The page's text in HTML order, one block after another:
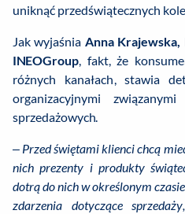
uniknąć przedświątecznych
Jak wyjaśnia Anna
INEOGroup, fakt, że
różnych kanałach, stawia
organizacyjnymi
sprzedażowych.
– Przed świętami klienci chcą
nich prezenty i produkty
dotrą do nich w określonym
zdarzenia dotyczące